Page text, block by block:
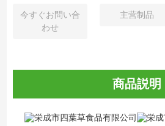
今すぐお問い合
わせ
主营制品
商品説明